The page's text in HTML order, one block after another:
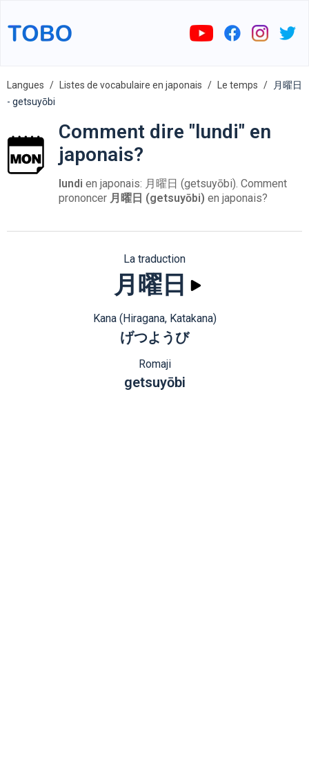
Langues Listes de vocabulaire en japonais Le temps
月曜日
- getsuyōbi
Comment dire "lundi" en
japonais?
lundi en japonais: 月曜日 (getsuyōbi). Comment
prononcer 月曜日 (getsuyōbi) en japonais?
La traduction
月曜日
Kana (Hiragana, Katakana)
げつようび
Romaji
getsuyōbi